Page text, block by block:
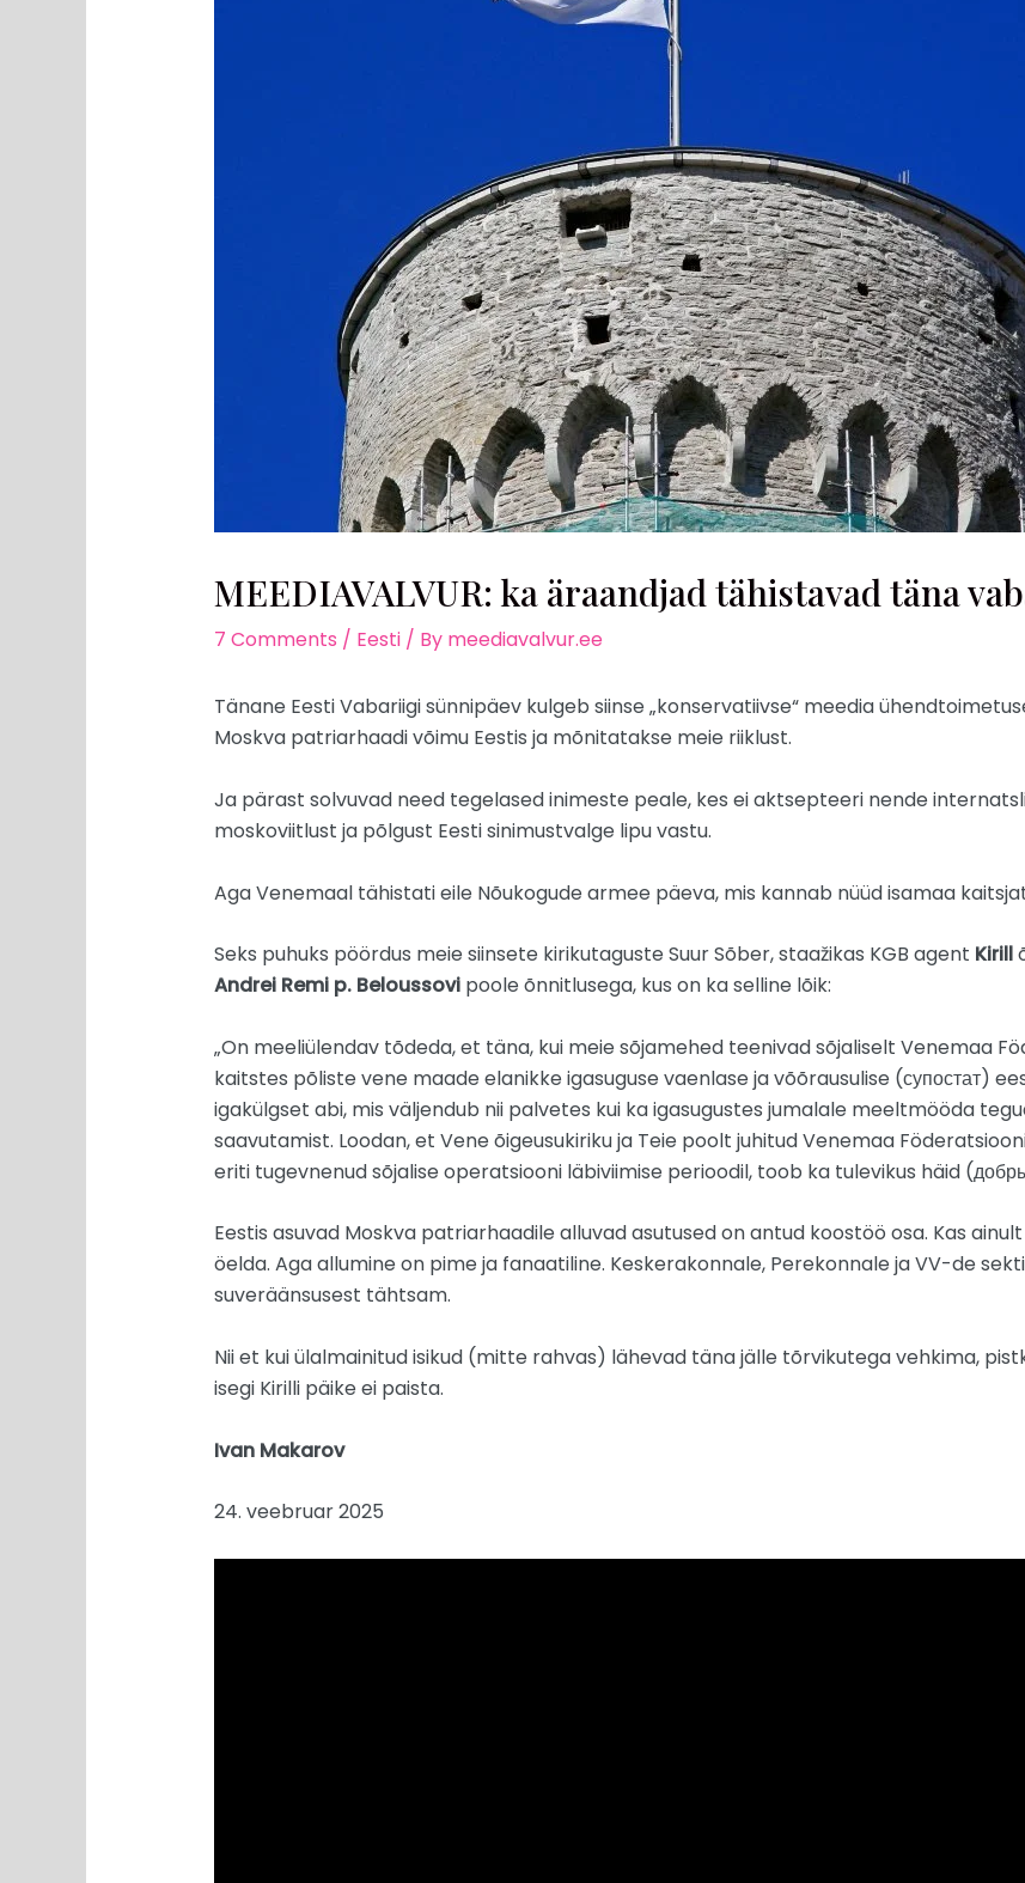
MEEDIAVALVUR: ka äraandjad tähistavad täna
7 Comments / Eesti/ By meediavalvur.ee
Tänane Eesti Vabariigi sünnipäev kulgeb siinse „konservatiivse“ meedia
Moskva patriarhaadi võimu Eestis ja mõnitatakse meie riiklust.
Ja pärast solvuvad need tegelased inimeste peale, kes ei aktsepteeri nende
moskoviitlust ja põlgust Eesti sinimustvalge lipu vastu.
Aga Venemaal tähistati eile Nõukogude armee päeva, mis kannab nüüd isamaa
Seks puhuks pöördus meie siinsete kirikutaguste Suur Sõber, staažikas KGB agent Kirill
Andrei Remi p. Beloussovipoole õnnitlusega, kus on ka selline lõik:
„On meeliülendav tõdeda, et täna, kui meie sõjamehed teenivad sõjaliselt Venemaa
kaitstes põliste vene maade elanikke igasuguse vaenlase ja võõrausulise (супостат)
igakülgset abi, mis väljendub nii palvetes kui ka igasugustes jumalale meeltmööda
saavutamist. Loodan, et Vene õigeusukiriku ja Teie poolt juhitud Venemaa
eriti tugevnenud sõjalise operatsiooni läbiviimise perioodil, toob ka tulevikus häid
Eestis asuvad Moskva patriarhaadile alluvad asutused on antud koostöö osa. Kas
öelda. Aga allumine on pime ja fanaatiline. Keskerakonnale, Perekonnale ja VV-de
suveräänsusest tähtsam.
Nii et kui ülalmainitud isikud (mitte rahvas) lähevad täna jälle tõrvikutega vehkima,
isegi Kirilli päike ei paista.
Ivan Makarov
24. veebruar 2025